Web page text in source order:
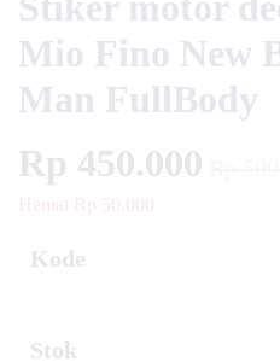
Mio Fino New
Man FullBody
Rp 450.000
Hemat Rp 50.000
Kode
Stok